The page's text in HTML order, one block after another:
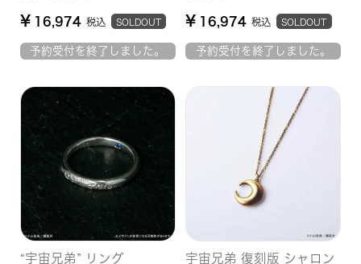
¥ 16,974 税込 SOLDOUT
予約受付を終了しました。
¥ 16,974 税込 SOLDOUT
予約受付を終了しました。
“宇宙兄弟” リング
宇宙兄弟 復刻版 シャロン